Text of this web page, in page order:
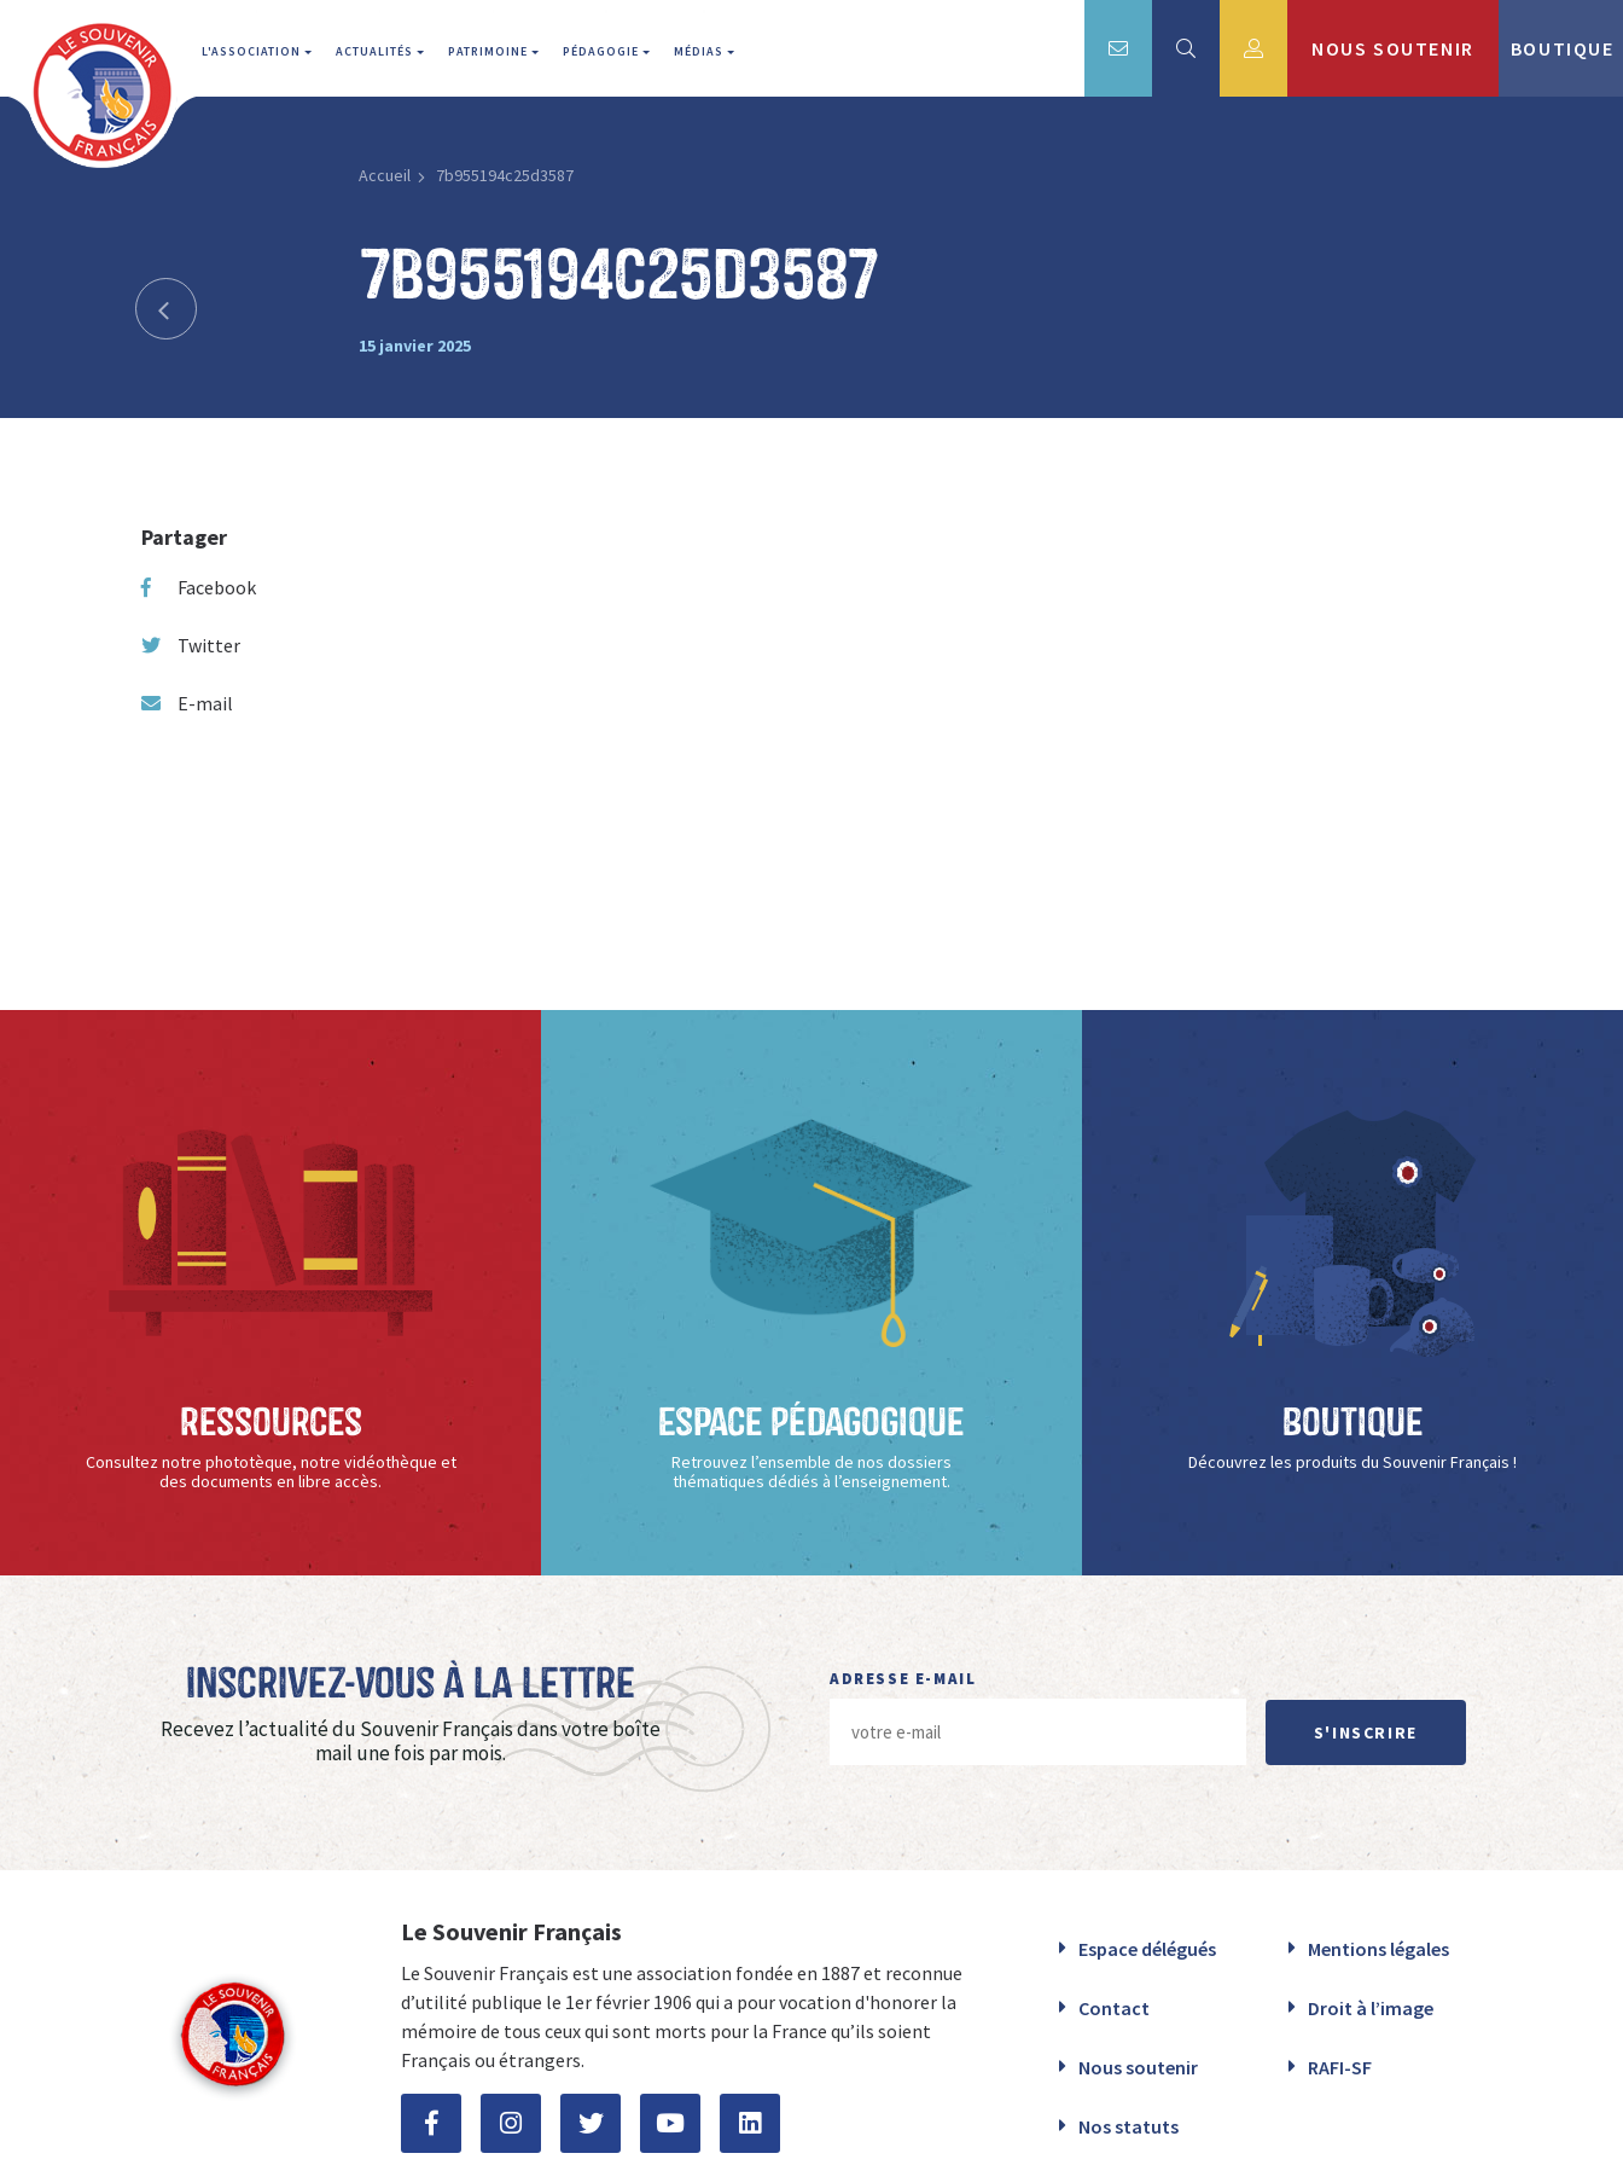
L'ASSOCIATION ACTUALITÉS PATRIMOINE PÉDAGOGIE MÉDIAS NOUS SOUTENIR BOUTIQUE
Accueil 7b955194c25d3587
7b955194c25d3587
15 janvier 2025
Partager
Facebook
Twitter
E-mail
Ressources
Consultez notre phototèque, notre vidéothèque et
des documents en libre accès.
Espace Pédagogique
Retrouvez l’ensemble de nos dossiers
thématiques dédiés à l’enseignement.
Boutique
Découvrez les produits du Souvenir Français !
Inscrivez-vous à La Lettre
Recevez l’actualité du Souvenir Français dans votre boîte
mail une fois par mois.
ADRESSE E-MAIL
S'INSCRIRE
Le Souvenir Français
Le Souvenir Français est une association fondée en 1887 et reconnue
d’utilité publique le 1er février 1906 qui a pour vocation d'honorer la
mémoire de tous ceux qui sont morts pour la France qu’ils soient
Français ou étrangers.
Espace délégués Mentions légales
Contact Droit à l’image
Nous soutenir RAFI-SF
Nos statuts